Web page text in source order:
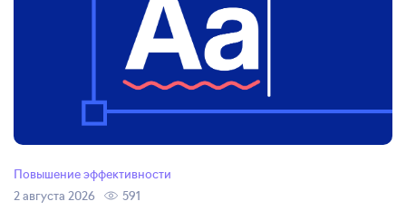
Повышение эффективности
2 августа 2026
591